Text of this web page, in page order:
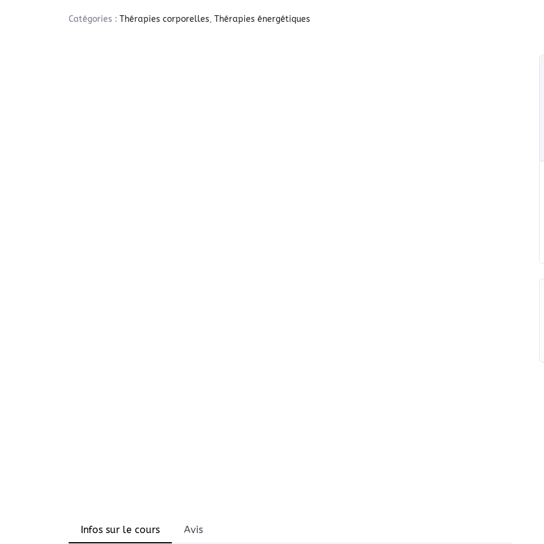
Catégories :Thérapies corporelles,Thérapies énergétiques
Infos sur le cours Avis